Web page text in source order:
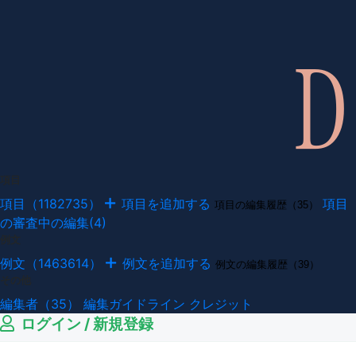
項目（1182735） 項目を追加する 項目の編集履歴（35）
項目
の審査中の編集(4)
例文（1463614） 例文を追加する 例文の編集履歴（39）
編集者（35） 編集ガイドライン クレジット
ログイン / 新規登録